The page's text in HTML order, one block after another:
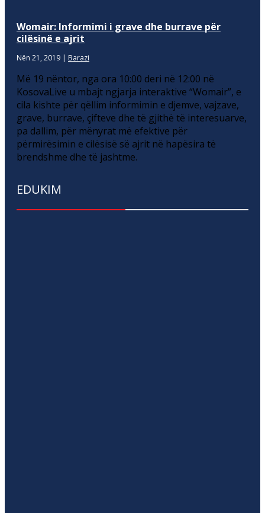
Womair: Informimi i grave dhe burrave për
cilësinë e ajrit
Nën 21, 2019 | Barazi
Më 19 nëntor, nga ora 10:00 deri në 12:00 në
KosovaLive u mbajt ngjarja interaktive “Womair”, e
cila kishte për qëllim informimin e djemve, vajzave,
grave, burrave, çifteve dhe të gjithë të interesuarve,
pa dallim, për mënyrat më efektive për
përmirësimin e cilësisë së ajrit në hapësira të
brendshme dhe të jashtme.
EDUKIM